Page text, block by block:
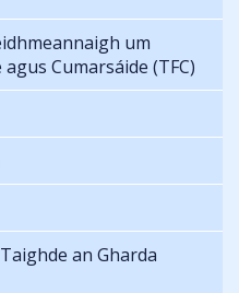
um
Cumarsáide (TFC)
an Gharda